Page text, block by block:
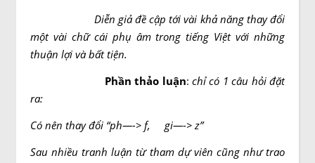
Diễn giả đề cập tới vài khả năng thay đổi
một vài chữ cái phụ âm trong tiếng Việt với những
thuận lợi và bất tiện.
Phần thảo luận: chỉ có 1 câu hỏi đặt
ra:
Có nên thay đổi “ph—-> f, gi—->z”
Sau nhiều tranh luận từ tham dự viên cũng như trao